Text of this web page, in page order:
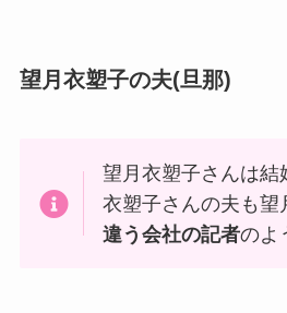
望月衣塑子の夫(旦那)
望月衣塑子さんは結
衣塑子さんの夫も望
違う会社の記者のよ